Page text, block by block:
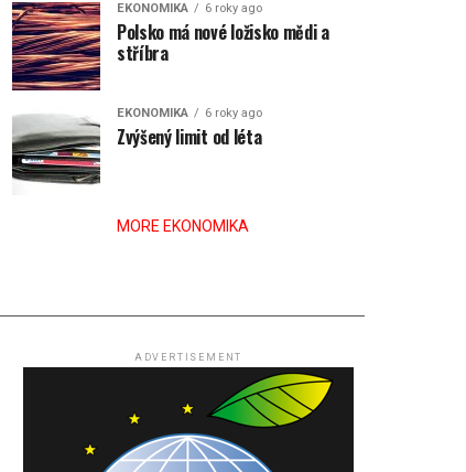
EKONOMIKA 6 roky ago
Polsko má nové ložisko mědi a
stříbra
EKONOMIKA 6 roky ago
Zvýšený limit od léta
MORE EKONOMIKA
ADVERTISEMENT